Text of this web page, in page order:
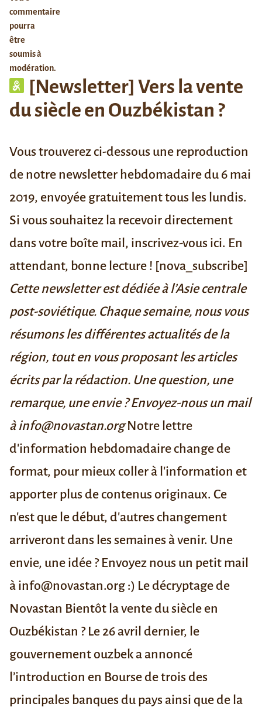
[Newsletter] Vers la vente
du siècle en Ouzbékistan ?
Vous trouverez ci-dessous une reproduction
de notre newsletter hebdomadaire du 6 mai
2019, envoyée gratuitement tous les lundis.
Si vous souhaitez la recevoir directement
dans votre boîte mail, inscrivez-vous ici. En
attendant, bonne lecture ! [nova_subscribe]
Cette newsletter est dédiée à l’Asie centrale
post-soviétique. Chaque semaine, nous vous
résumons les différentes actualités de la
région, tout en vous proposant les articles
écrits par la rédaction. Une question, une
remarque, une envie ? Envoyez-nous un mail
à info@novastan.org Notre lettre
d'information hebdomadaire change de
format, pour mieux coller à l'information et
apporter plus de contenus originaux. Ce
n'est que le début, d'autres changement
arriveront dans les semaines à venir. Une
envie, une idée ? Envoyez nous un petit mail
à info@novastan.org :) Le décryptage de
Novastan Bientôt la vente du siècle en
Ouzbékistan ? Le 26 avril dernier, le
gouvernement ouzbek a annoncé
l’introduction en Bourse de trois des
principales banques du pays ainsi que de la
commentaire
pourra
être
soumis à
modération.